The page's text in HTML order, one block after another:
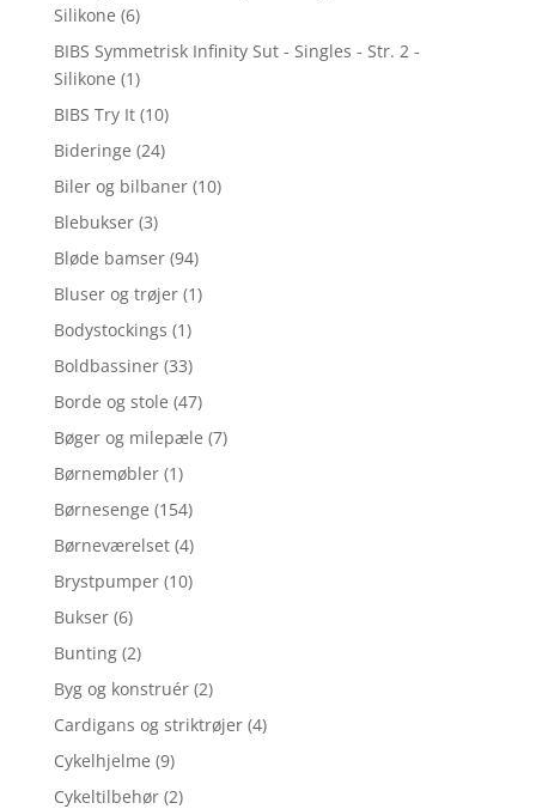
Silikone (6)
BIBS Symmetrisk Infinity Sut - Singles - Str. 2 -
Silikone (1)
BIBS Try It (10)
Bideringe (24)
Biler og bilbaner (10)
Blebukser (3)
Bløde bamser (94)
Bluser og trøjer (1)
Bodystockings (1)
Boldbassiner (33)
Borde og stole (47)
Bøger og milepæle (7)
Børnemøbler (1)
Børnesenge (154)
Børneværelset (4)
Brystpumper (10)
Bukser (6)
Bunting (2)
Byg og konstruér (2)
Cardigans og striktrøjer (4)
Cykelhjelme (9)
Cykeltilbehør (2)